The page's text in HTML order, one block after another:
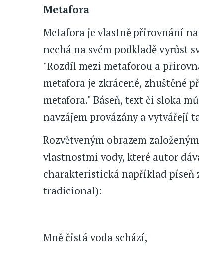
Metafora
Metafora je vlastně přirovnání
nechá na svém podkladě vyrůst
"Rozdíl mezi metaforou a
metafora je zkrácené, zhuštěné
metafora." Báseň, text či sloka
navzájem provázány a vytvářejí
Rozvětveným obrazem
vlastnostmi vody, které autor
charakteristická například
tradicional):
Mně čistá voda schází,